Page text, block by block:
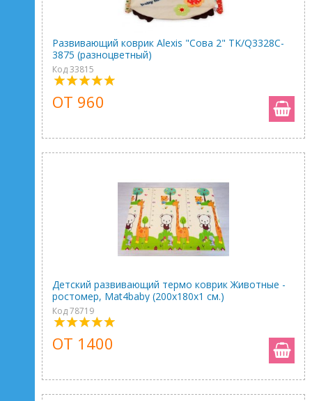
Развивающий коврик Alexis "Сова 2" TK/Q3328C-
3875 (разноцветный)
Код 33815
ОТ 960
Детский развивающий термо коврик Животные -
ростомер, Mat4baby (200х180х1 см.)
Код 78719
ОТ 1400